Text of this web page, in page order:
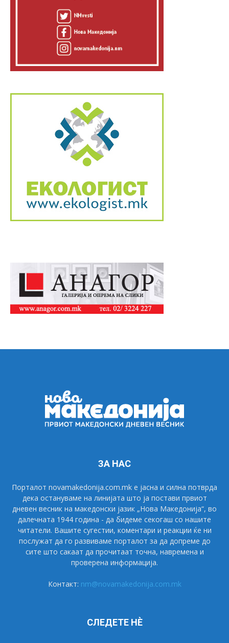
ЗА НАС
Порталот novamakedonija.com.mk е јасна и силна потврда
дека остануваме на линијата што ја постави првиот
дневен весник на македонски јазик „Нова Македонија“, во
далечната 1944 година - да бидеме секогаш со нашите
читатели. Вашите сугестии, коментари и реакции ќе ни
послужат да го развиваме порталот за да допреме до
сите што сакаат да прочитаат точна, навремена и
проверена информација.
Контакт: nm@novamakedonija.com.mk
СЛЕДЕТЕ НÈ